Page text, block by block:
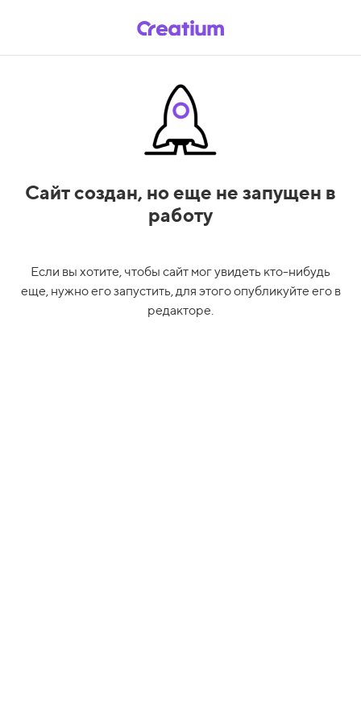
Сайт создан, но еще не запущен в
работу
Если вы хотите, чтобы сайт мог увидеть кто-нибудь
еще, нужно его запустить, для этого опубликуйте его в
редакторе.